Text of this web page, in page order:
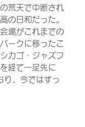
荒天で中断され
の日和だった。
場がこれまでの
ークに移ったこ
カゴ・ジャズフ
経て一足先に
り、今ではすっ